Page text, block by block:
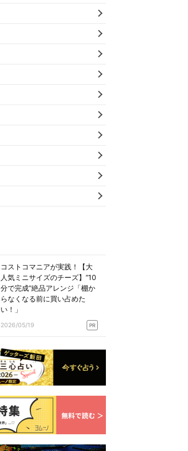
コストコマニアが実践！【大
人気ミニサイズのチーズ】“10
分で完成”絶品アレンジ「棚か
らなくなる前に買い占めた
い！」
2026/05/19 PR